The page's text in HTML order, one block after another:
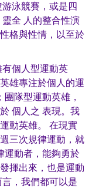
泳競賽，或是四
全 人的整合性演
格與性情，以至於
有個人型運動英
雄專注於個人的運
隊型運動英雄，
個人之 表現。我
動英雄。 在現實
三次規律運動，就
運動者，能夠勇於
揮出來，也是運動
，我們都可以是